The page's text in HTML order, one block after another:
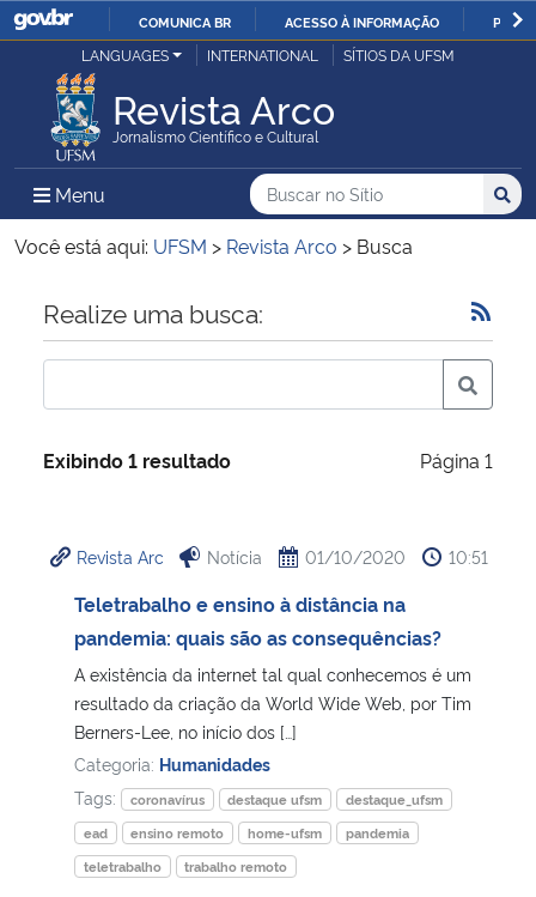
IR
O
COMUNICA BR ACESSO À INFORMAÇÃO
Ministério da Justiça e Segurança Pública
Ministério da Defesa
Ministério das Relações Exteriores
Ministério da Economia
Ministério da Infraestrutura
Ministério da Cidadania
Ministério de Minas e Energia
Ministério da Ciência, Tecnologia, Inovações e Comunicações
Ministério do Meio Ambiente
Ministério do Turismo
LANGUAGES INTERNATIONAL SÍTIOS DA UFSM
Revista Arco
Jornalismo Científico e Cultural
Menu Menu Principal do Sítio
Busca
Buscar no no Sítio
Busca:
Você está aqui: UFSM > Revista Arco > Busca
Início do conteúdo
Realize uma busca:
Exibindo 1 resultado Página 1
Revista Arc Notícia 01/10/2020 10:51
Teletrabalho e ensino à distância na
pandemia: quais são as consequências?
A existência da internet tal qual conhecemos é um
resultado da criação da World Wide Web, por Tim
Berners-Lee, no início dos […]
Categoria: Humanidades
Tags:
coronavírus destaque ufsm
destaque_ufsm
ead
ensino remoto home-ufsm
pandemia
teletrabalho
trabalho remoto